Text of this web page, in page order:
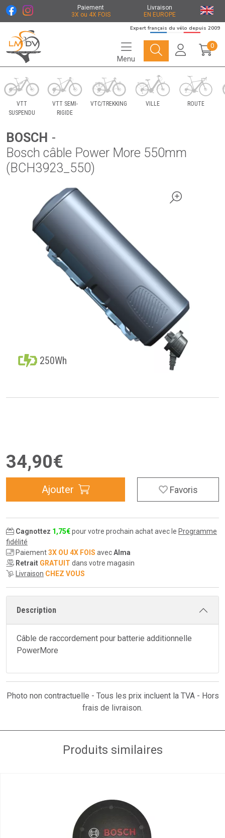
Paiement
3X ou 4X FOIS
Livraison
EN EUROPE
Le Marché du Vélo Votre distributeurs de vélo
Expert français du vélo depuis 2009
Menu
0
VTT
SUSPENDU
VTT SEMI-
RIGIDE
VTC/TREKKING VILLE ROUTE
BOSCH -
Bosch câble Power More 550mm
(BCH3923_550)
250Wh
34,90€
Ajouter Favoris
Cagnottez 1,75€pour votre prochain achat avec le Programme
fidélité
Paiement3X OU 4X FOIS avecAlma
Retrait GRATUIT dans votre magasin
Livraison CHEZ VOUS
Description
Câble de raccordement pour batterie additionnelle
PowerMore
Photo non contractuelle - Tous les prix incluent la TVA - Hors
frais de livraison.
Produits similaires